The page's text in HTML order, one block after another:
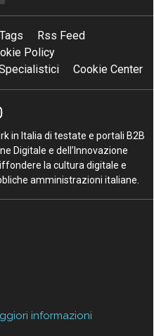
Tags
Rss Feed
Policy
Cookie Center
in Italia di testate e portali B2B
Digitale e dell’Innovazione
la cultura digitale e
amministrazioni italiane.
informazioni